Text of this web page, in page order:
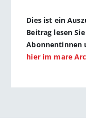
Dies ist ein
Beitrag lesen
Abonnentinnen
hier im mare